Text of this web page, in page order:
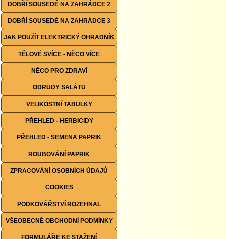
DOBŘÍ SOUSEDÉ NA ZAHRÁDCE 2
DOBŘÍ SOUSEDÉ NA ZAHRÁDCE 3
JAK POUŽÍT ELEKTRICKÝ OHRADNÍK
TĚLOVÉ SVÍCE - NĚCO VÍCE
NĚCO PRO ZDRAVÍ
ODRŮDY SALÁTU
VELIKOSTNÍ TABULKY
PŘEHLED - HERBICIDY
PŘEHLED - SEMENA PAPRIK
ROUBOVÁNÍ PAPRIK
ZPRACOVÁNÍ OSOBNÍCH ÚDAJŮ
COOKIES
PODKOVÁŘSTVÍ ROZEHNAL
VŠEOBECNÉ OBCHODNÍ PODMÍNKY
FORMULÁŘE KE STAŽENÍ